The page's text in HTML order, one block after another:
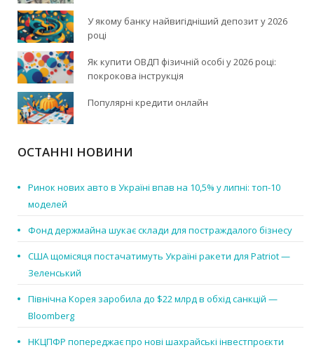
У якому банку найвигідніший депозит у 2026
році
Як купити ОВДП фізичній особі у 2026 році:
покрокова інструкція
Популярні кредити онлайн
ОСТАННІ НОВИНИ
Ринок нових авто в Україні впав на 10,5% у липні: топ-10
моделей
Фонд держмайна шукає склади для постраждалого бізнесу
США щомісяця постачатимуть Україні ракети для Patriot —
Зеленський
Північна Корея заробила до $22 млрд в обхід санкцій —
Bloomberg
НКЦПФР попереджає про нові шахрайські інвестпроєкти